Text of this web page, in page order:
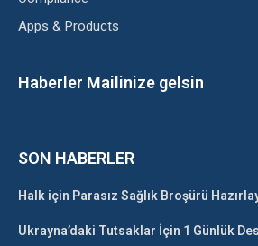
Apps & Products
Haberler Mailinize gelsin
SON HABERLER
Halk için Parasız Sağlık Broşürü
Ukrayna’daki Tutsaklar İçin 1 Günlük